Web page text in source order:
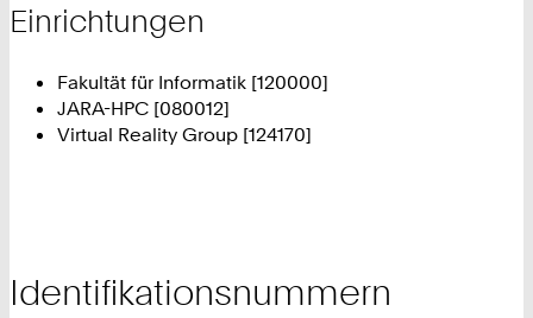
Einrichtungen
Fakultät für Informatik [120000]
JARA-HPC [080012]
Virtual Reality Group [124170]
Identifikationsnummern